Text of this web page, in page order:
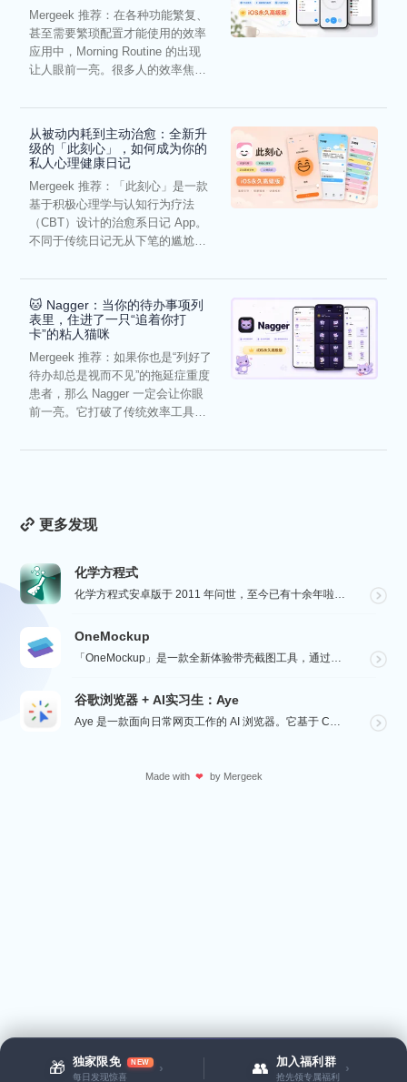
🎁 独家限免 NEW
每日发现惊喜
› 👥 加入福利群
抢先领专属福利
›
Mergeek 推荐：在各种功能繁复、
甚至需要繁琐配置才能使用的效率
应用中，Morning Routine 的出现
让人眼前一亮。很多人的效率焦
从被动内耗到主动治愈：全新升
级的「此刻心」，如何成为你的
私人心理健康日记
Mergeek 推荐：「此刻心」是一款
基于积极心理学与认知行为疗法
（CBT）设计的治愈系日记 App。
不同于传统日记无从下笔的尴尬，
🐱 Nagger：当你的待办事项列
表里，住进了一只“追着你打
卡”的粘人猫咪
Mergeek 推荐：如果你也是“列好了
待办却总是视而不见”的拖延症重度
患者，那么 Nagger 一定会让你眼
前一亮。它打破了传统效率工具冰
更多发现
化学方程式
OneMockup
谷歌浏览器 + AI实习生：Aye
Made with ❤ by Mergeek